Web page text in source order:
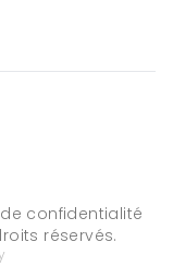
confidentialité
réservés.